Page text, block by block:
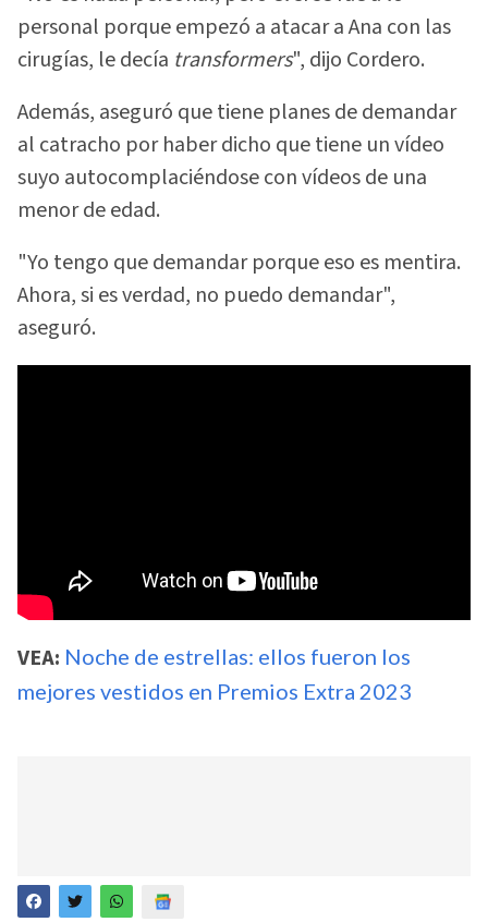
personal porque empezó a atacar a Ana con las
cirugías, le decía transformers", dijo Cordero.
Además, aseguró que tiene planes de demandar
al catracho por haber dicho que tiene un vídeo
suyo autocomplaciéndose con vídeos de una
menor de edad.
"Yo tengo que demandar porque eso es mentira.
Ahora, si es verdad, no puedo demandar",
aseguró.
VEA: Noche de estrellas: ellos fueron los
mejores vestidos en Premios Extra 2023